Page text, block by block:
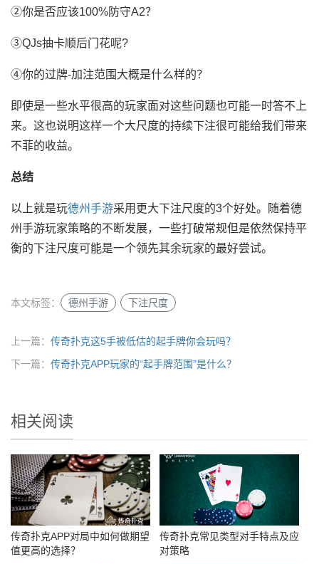
②你是否应该100%防守A2？
③QJs抽卡顺后门花呢?
④你的过牌-加注范围大概是什么样的？
即使是一些水平很高的玩家面对这些问题也可能一时答不上
来。这也说明这样一个大尺度的持续下注很可能给我们带来
不菲的收益。
总结
以上就是玩德州手游采用更大下注尺度的3个好处。随着德
州手游玩家策略的不断发展，一些打破常规但是依然保持平
衡的下注尺度可能是一个领先其余玩家的最好尝试。
本文标签： 德州手游 下注尺度
上一篇： 传奇扑克这5手被低估的起手牌你会玩吗？
下一篇： 传奇扑克APP玩家的“起手牌范围”是什么？
相关阅读
传奇扑克APP对局中如何做期望
值更高的选择？
传奇扑克常见类型对手特点及应
对策略